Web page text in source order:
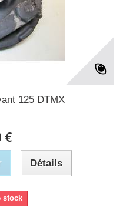
125 DTMX
€
Détails
stock